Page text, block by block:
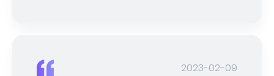
2023-02-09